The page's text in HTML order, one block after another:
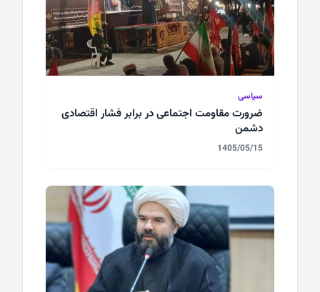
سیاسی
ضرورت مقاومت اجتماعی در برابر فشار اقتصادی
دشمن
1405/05/15